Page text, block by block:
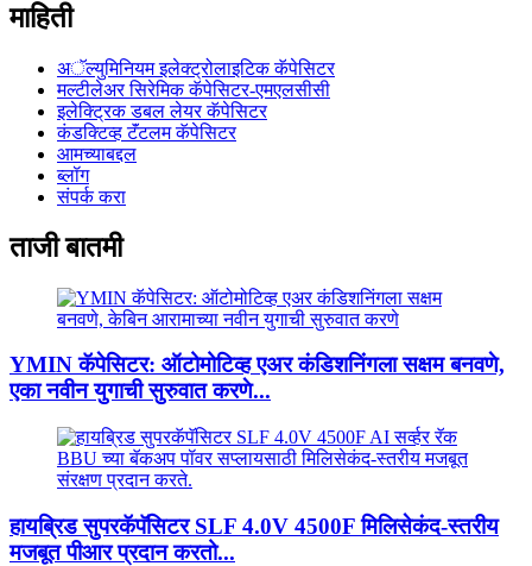
माहिती
अॅल्युमिनियम इलेक्ट्रोलाइटिक कॅपेसिटर
मल्टीलेअर सिरेमिक कॅपेसिटर-एमएलसीसी
इलेक्ट्रिक डबल लेयर कॅपेसिटर
कंडक्टिव्ह टॅंटलम कॅपेसिटर
आमच्याबद्दल
ब्लॉग
संपर्क करा
ताजी बातमी
YMIN कॅपेसिटर: ऑटोमोटिव्ह एअर कंडिशनिंगला सक्षम बनवणे,
एका नवीन युगाची सुरुवात करणे...
हायब्रिड सुपरकॅपॅसिटर SLF 4.0V 4500F मिलिसेकंद-स्तरीय
मजबूत पीआर प्रदान करतो...